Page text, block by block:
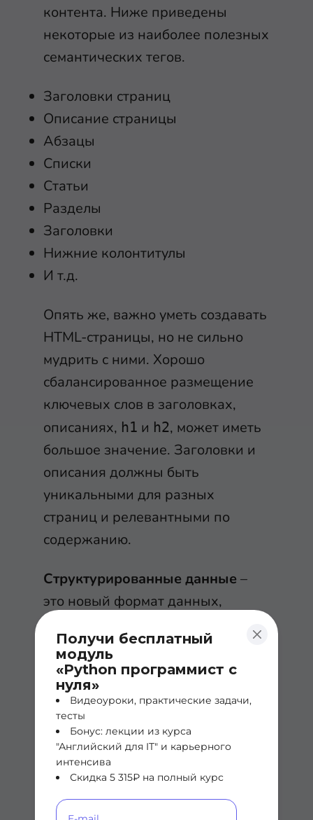
Получи бесплатный
модуль
«Python программист с
нуля»
Видеоуроки, практические задачи,
тесты
Бонус: лекции из курса
"Английский для IT" и карьерного
интенсива
Скидка 5 315₽ на полный курс
контента. Ниже приведены
некоторые из наиболее полезных
семантических тегов.
Заголовки страниц
Описание страницы
Абзацы
Списки
Статьи
Разделы
Заголовки
Нижние колонтитулы
И т.д.
Опять же, важно уметь создавать
HTML-страницы, но не сильно
мудрить с ними. Хорошо
сбалансированное размещение
ключевых слов в заголовках,
описаниях, h1 и h2, может иметь
большое значение. Заголовки и
описания должны быть
уникальными для разных
страниц и релевантными по
содержанию.
Структурированные данные –
это новый формат данных,
JSON-LD, который можно
встраивать в HTML-страницы.
Поисковые системы, такие как
Google, интерпретируют
структурированные данные для
того, чтобы понять содержание
страницы, а также собрать
информацию об Интернете и